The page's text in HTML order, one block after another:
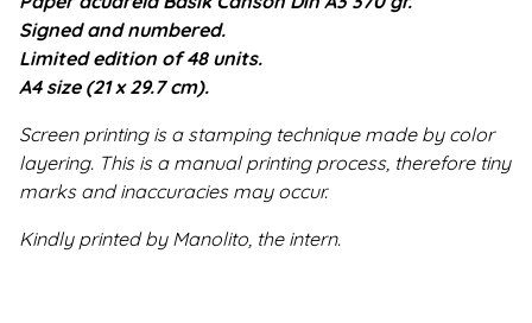
Signed and numbered.
Limited edition of 48 units.
A4 size (21 x 29.7 cm).
Screen printing is a stamping technique made by color
layering. This is a manual printing process, therefore tiny
marks and inaccuracies may occur.
Kindly printed by Manolito, the intern.